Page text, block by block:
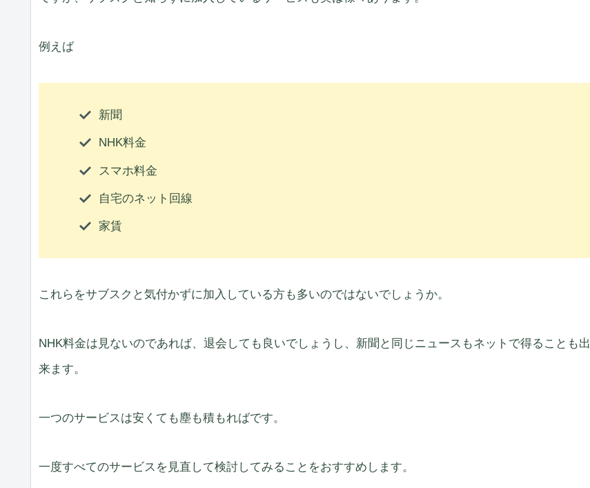
例えば
新聞
NHK料金
スマホ料金
自宅のネット回線
家賃
これらをサブスクと気付かずに加入している方も多いのではないでしょうか。
NHK料金は見ないのであれば、退会しても良いでしょうし、新聞と同じニュースもネットで得ることも出
来ます。
一つのサービスは安くても塵も積もればです。
一度すべてのサービスを見直して検討してみることをおすすめします。